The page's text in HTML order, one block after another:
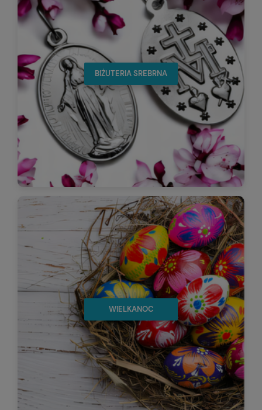
BIŻUTERIA SREBRNA
WIELKANOC